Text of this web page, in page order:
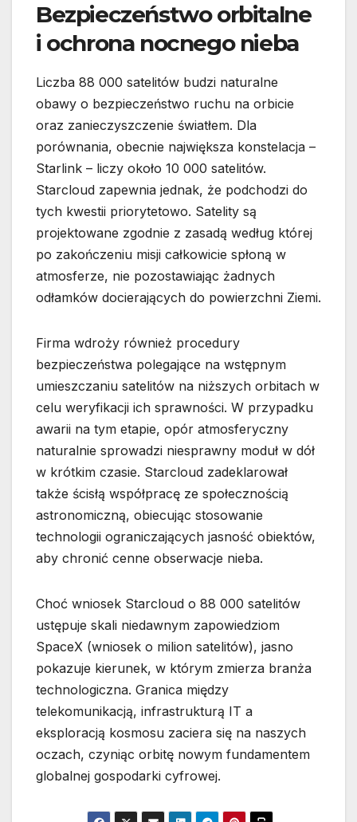
Bezpieczeństwo orbitalne
i ochrona nocnego nieba
Liczba 88 000 satelitów budzi naturalne
obawy o bezpieczeństwo ruchu na orbicie
oraz zanieczyszczenie światłem. Dla
porównania, obecnie największa konstelacja –
Starlink – liczy około 10 000 satelitów.
Starcloud zapewnia jednak, że podchodzi do
tych kwestii priorytetowo. Satelity są
projektowane zgodnie z zasadą według której
po zakończeniu misji całkowicie spłoną w
atmosferze, nie pozostawiając żadnych
odłamków docierających do powierzchni Ziemi.
Firma wdroży również procedury
bezpieczeństwa polegające na wstępnym
umieszczaniu satelitów na niższych orbitach w
celu weryfikacji ich sprawności. W przypadku
awarii na tym etapie, opór atmosferyczny
naturalnie sprowadzi niesprawny moduł w dół
w krótkim czasie. Starcloud zadeklarował
także ścisłą współpracę ze społecznością
astronomiczną, obiecując stosowanie
technologii ograniczających jasność obiektów,
aby chronić cenne obserwacje nieba.
Choć wniosek Starcloud o 88 000 satelitów
ustępuje skali niedawnym zapowiedziom
SpaceX (wniosek o milion satelitów), jasno
pokazuje kierunek, w którym zmierza branża
technologiczna. Granica między
telekomunikacją, infrastrukturą IT a
eksploracją kosmosu zaciera się na naszych
oczach, czyniąc orbitę nowym fundamentem
globalnej gospodarki cyfrowej.